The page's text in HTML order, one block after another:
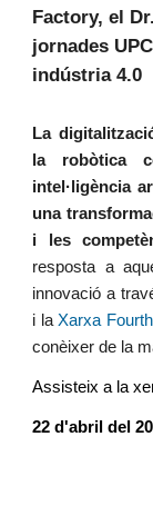
Factory, el
jornades
indústria 4.0
La
la robòtica
intel·ligència
una
i les
resposta a
innovació a
i la Xarxa
conèixer de la
Assisteix a la
22 d'abril del